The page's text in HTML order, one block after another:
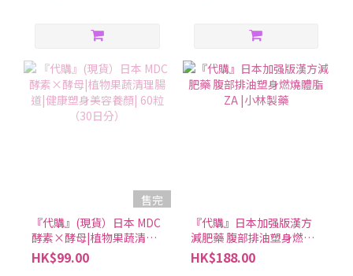
售完
『代購』(現貨）日本 MDC
酵素×酵母|植物果蔬清理
腸道|健康塑身美容養顏|
60粒（30日分）
HK$99.00
『代購』日本加强版漢方
減肥藥 腹部排油塑身燃燒
體脂ZA |小林製藥
HK$188.00